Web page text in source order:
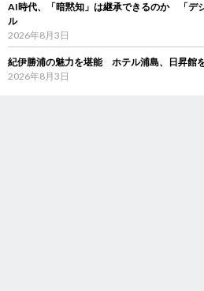
AI時代、「暗黙知」は継承できるのか 「デ
ル
2026年8月3日
紀伊勝浦の魅力を堪能 ホテル浦島、日昇館
2026年8月3日